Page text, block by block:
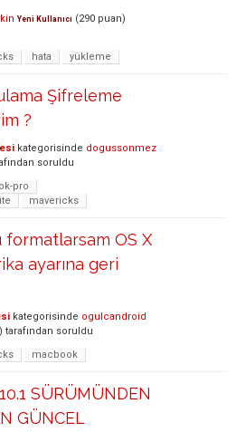
Yeni Kullanıcı (290 puan)
hata yükleme
Şifreleme
?
kategorisinde dogussonmez
soruldu
pro
mavericks
formatlarsam OS X
ayarına geri
kategorisinde ogulcandroid
tarafından soruldu
macbook
SÜRÜMÜNDEN
GÜNCEL